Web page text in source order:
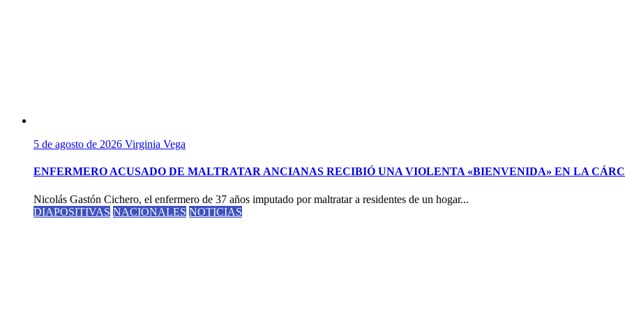
5 de agosto de 2026 Virginia Vega
ENFERMERO ACUSADO DE MALTRATAR ANCIANAS RECIBIÓ UNA VIOLENTA «BIENVENIDA» EN LA
Nicolás Gastón Cichero, el enfermero de 37 años imputado por maltratar a residentes de un hogar...
DIAPOSITIVAS NACIONALES NOTICIAS